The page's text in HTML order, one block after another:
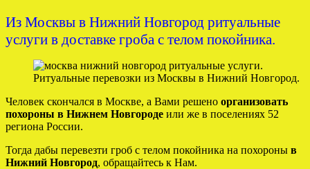
Из Москвы в Нижний Новгород ритуальные
услуги в доставке гроба с телом покойника.
Ритуальные перевозки из Москвы в Нижний Новгород.
Человек скончался в Москве, а Вами решено организовать
похороны в Нижнем Новгороде или же в поселениях 52
региона России.
Тогда дабы перевезти гроб с телом покойника на похороны в
Нижний Новгород, обращайтесь к Нам.